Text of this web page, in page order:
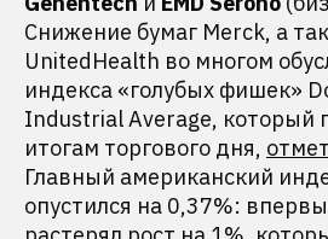
Снижение бумаг Merck, а
UnitedHealth во многом
индекса «голубых фишек»
Industrial Average, который
итогам торгового дня,
Главный американский
опустился на 0,37%: